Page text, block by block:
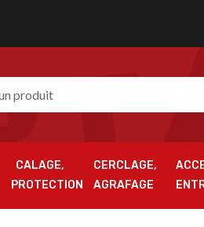
CALAGE,
PROTECTION
CERCLAGE,
AGRAFAGE